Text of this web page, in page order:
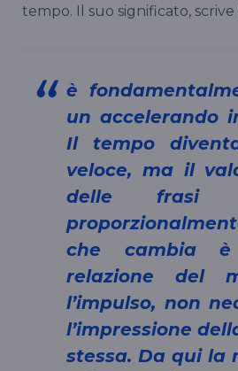
tempo. Il suo significato,
è fondamentalmente quello di
un accelerando
Il tempo
veloce, ma il
delle frasi
che cambia
relazione del
l’impulso, non
l’impressione
stessa. Da qui la